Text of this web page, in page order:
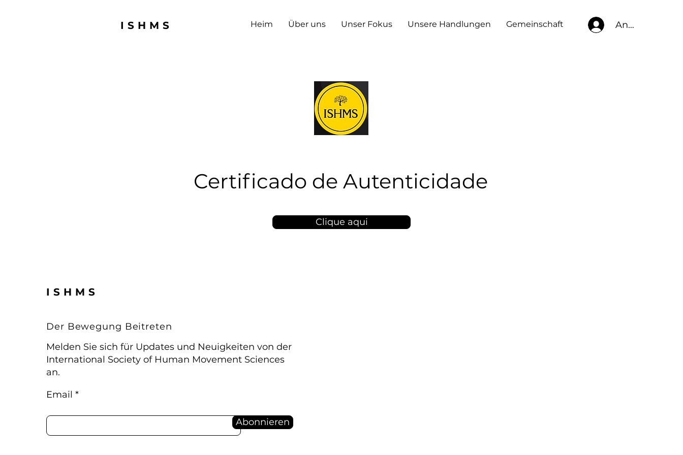
ISHMS Heim Über uns Unser Fokus Unsere Handlungen Gemeinschaft Anmelden
Certificado de Autenticidade
Clique aqui
ISHMS
Der Bewegung Beitreten
Melden Sie sich für Updates und Neuigkeiten von der
International Society of Human Movement Sciences
an.
Email
Abonnieren